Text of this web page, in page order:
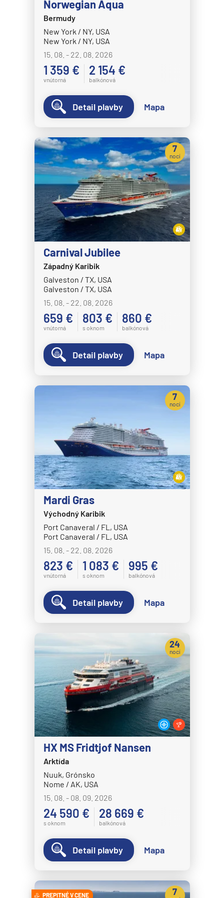
Celestyal Discovery
Celestyal Journey
Celestyal Olympia
Costa Cruises
Costa Deliziosa
Costa Diadema
Costa Fascinosa
Costa Favolosa
Costa Fortuna
Costa Pacifica
Costa Serena
Costa Smeralda
Costa Toscana
Crystal Cruises
Crystal Serenity
Crystal Symphony
Cunard Line
Queen Anne
Queen Elizabeth
Queen Mary 2
Queen Victoria
Disney Cruise Line
Disney Dream
Disney Fantasy
Disney Magic
Disney Treasure
Disney Wish
Disney Wonder
Explora Journeys
Explora I
Explora II
Explora III
Explora IV
Explora V
Hapag-Lloyd Cruises
HANSEATIC inspiration
HANSEATIC nature
HANSEATIC spirit
MS Bremen
MS Europa
MS Europa 2
Holland America Line
MS Eurodam
MS Koningsdam
MS Nieuw Amsterdam
MS Noordam
MS Oosterdam
MS Rotterdam
Norwegian Aqua
Bermudy
New York / NY, USA
New York / NY, USA
15. 08. - 22. 08. 2026
1 359 €
vnútorná
2 154 €
balkónová
Detail plavby Mapa
Carnival Jubilee
Západný Karibik
Galveston / TX, USA
Galveston / TX, USA
15. 08. - 22. 08. 2026
659 €
vnútorná
803 €
s oknom
860 €
balkónová
7
nocí
Detail plavby Mapa
Mardi Gras
Východný Karibik
Port Canaveral / FL, USA
Port Canaveral / FL, USA
15. 08. - 22. 08. 2026
823 €
vnútorná
1 083 €
s oknom
995 €
balkónová
7
nocí
Detail plavby Mapa
HX MS Fridtjof Nansen
Arktída
Nuuk, Grónsko
Nome / AK, USA
15. 08. - 08. 09. 2026
24 590 €
s oknom
28 669 €
balkónová
24
nocí
Detail plavby Mapa
PREPITNÉ V CENE 7